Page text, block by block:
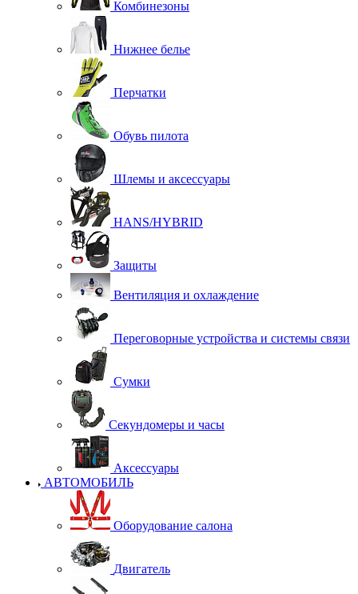
Комбинезоны
Нижнее белье
Перчатки
Обувь пилота
Шлемы и аксессуары
HANS/HYBRID
Защиты
Вентиляция и охлаждение
Переговорные устройства и системы связи
Сумки
Секундомеры и часы
Аксессуары
АВТОМОБИЛЬ
Оборудование салона
Двигатель